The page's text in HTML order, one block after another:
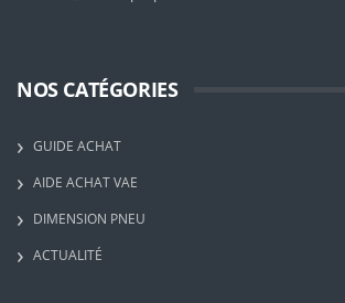
NOS CATÉGORIES
GUIDE ACHAT
AIDE ACHAT VAE
DIMENSION PNEU
ACTUALITÉ